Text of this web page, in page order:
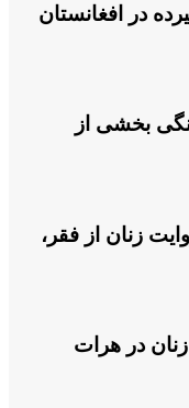
در افغانستان
بخشی از
زنان از فقر،
در هرات